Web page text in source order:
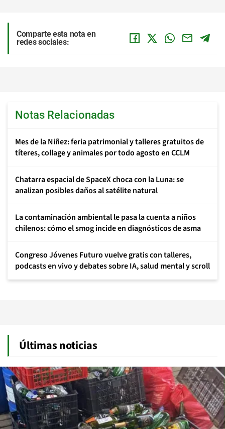
Comparte esta nota en
redes sociales:
Notas Relacionadas
Mes de la Niñez: feria patrimonial y talleres gratuitos de
títeres, collage y animales por todo agosto en CCLM
Chatarra espacial de SpaceX choca con la Luna: se
analizan posibles daños al satélite natural
La contaminación ambiental le pasa la cuenta a niños
chilenos: cómo el smog incide en diagnósticos de asma
Congreso Jóvenes Futuro vuelve gratis con talleres,
podcasts en vivo y debates sobre IA, salud mental y scroll
Últimas noticias